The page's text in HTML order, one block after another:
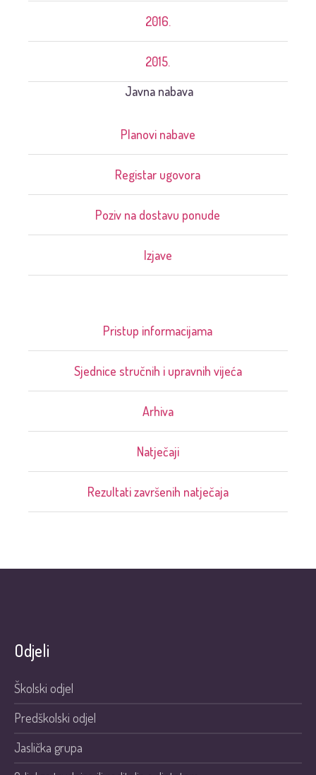
2016.
2015.
Javna nabava
Planovi nabave
Registar ugovora
Poziv na dostavu ponude
Izjave
Pristup informacijama
Sjednice stručnih i upravnih vijeća
Arhiva
Natječaji
Rezultati završenih natječaja
Odjeli
Školski odjel
Predškolski odjel
Jaslička grupa